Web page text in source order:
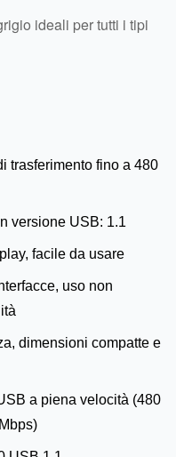
ideali per tutti i tipi
trasferimento fino a 480
versione USB: 1.1
facile da usare
uso non
dimensioni compatte e
a piena velocità (480